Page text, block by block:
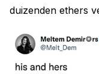
duizenden ethers